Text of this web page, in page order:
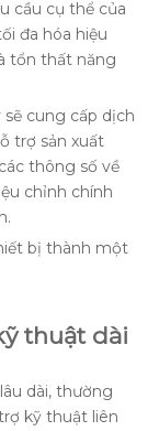
cầu cụ thể của
đa hóa hiệu
tổn thất năng
cung cấp dịch
trợ sản xuất
thông số về
chỉnh chính
bị thành một
thuật dài
dài, thường
kỹ thuật liên